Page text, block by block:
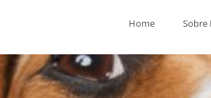
Home Sobre